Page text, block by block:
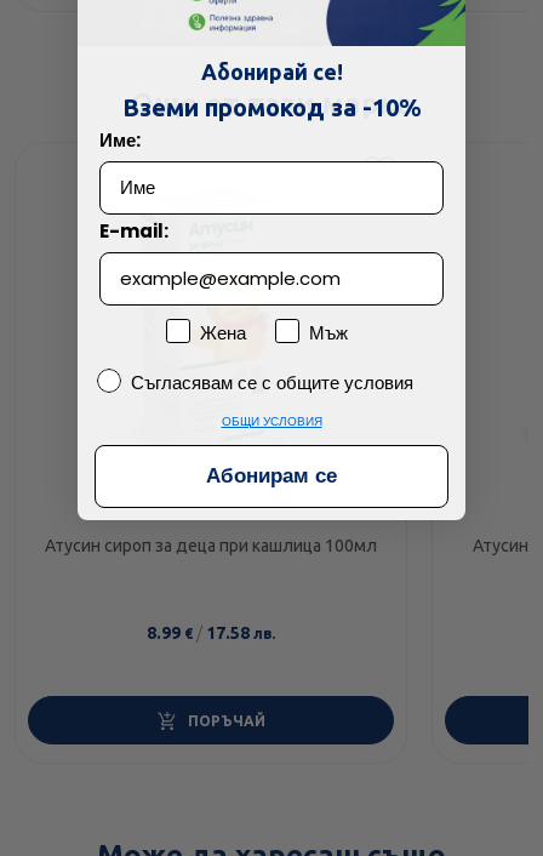
Още от тази марка
Атусин сироп за деца при кашлица 100мл
8.99 € / 17.58 лв.
ПОРЪЧАЙ
Атусин
Абонирай се!
Вземи промокод за -10%
Име:
E-mail:
ПолЖена
Мъж
Съгласявам се с общите условия
Съгласявам се с общите условия
ОБЩИ УСЛОВИЯ
Абонирам се